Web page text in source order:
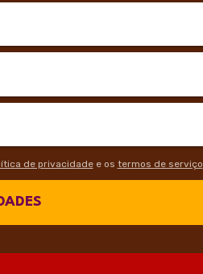
de privacidadee os termos de serviço